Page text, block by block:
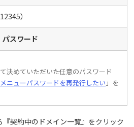
）
パスワード
決めていただいた任意のパスワード
ニューパスワードを再発行したい 」を
契約中のドメイン一覧』をクリック